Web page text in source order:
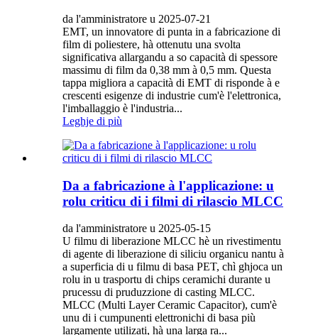
da l'amministratore u 2025-07-21
EMT, un innovatore di punta in a fabricazione di
film di poliestere, hà ottenutu una svolta
significativa allargandu a so capacità di spessore
massimu di film da 0,38 mm à 0,5 mm. Questa
tappa migliora a capacità di EMT di risponde à e
crescenti esigenze di industrie cum'è l'elettronica,
l'imballaggio è l'industria...
Leghje di più
Da a fabricazione à l'applicazione: u
rolu criticu di i filmi di rilascio MLCC
da l'amministratore u 2025-05-15
U filmu di liberazione MLCC hè un rivestimentu
di agente di liberazione di siliciu organicu nantu à
a superficia di u filmu di basa PET, chì ghjoca un
rolu in u trasportu di chips ceramichi durante u
prucessu di pruduzzione di casting MLCC.
MLCC (Multi Layer Ceramic Capacitor), cum'è
unu di i cumpunenti elettronichi di basa più
largamente utilizati, hà una larga ra...